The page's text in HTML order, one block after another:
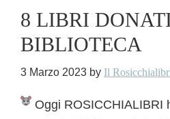
8 LIBRI
BIBLIOTECA
3 Marzo 2023 by Il
Oggi ROSICCHIALIBRI